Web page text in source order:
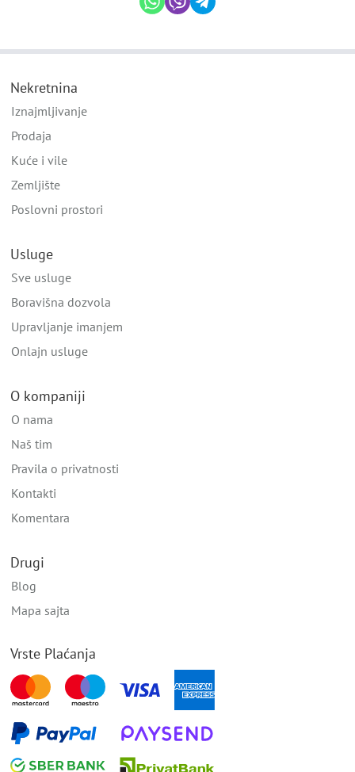
Nekretnina
Iznajmljivanje
Prodaja
Kuće i vile
Zemljište
Poslovni prostori
Usluge
Sve usluge
Boravišna dozvola
Upravljanje imanjem
Onlajn usluge
O kompaniji
O nama
Naš tim
Pravila o privatnosti
Kontakti
Komentara
Drugi
Blog
Mapa sajta
Vrste Plaćanja